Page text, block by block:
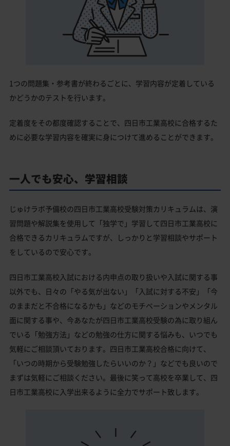
1つの問題集・参考書が終わるごとに、学習内容が定着している
かどうかのテストを行います。
定着度をその都度確認することで、四日市工業高校に合格するた
めに必要な学習内容を確実に身につけて進めることができます。
一人でも安心、学習相談
じゅけラボ予備校の四日市工業高校受験対策カリキュラムは、演
習問題や解説集を使用して「独学で」学習して四日市工業高校に
合格できるカリキュラムですが、しっかりと学習相談やサポート
をしているので安心です。
四日市工業高校入試における内申点の取り扱いや入試に関する事
以外でも、日々の「やる気が出ない」「入試に対する不安」「今
のままだと不合格になるかも」などのモチベーションやメンタル
面に関する事や、今あなたが四日市工業高校受験の為に取り組ん
でいる「勉強方法」などの勉強の仕方に関する悩みも、いつでも
気軽にご相談頂いております。四日市工業高校合格に向けて、
「いつの時期から受験勉強したらいいのか？」などでも良いので
まずは気軽にご相談ください。最後に笑って高校を卒業して、四
日市工業高校に入学出来るように全力でサポート致します。